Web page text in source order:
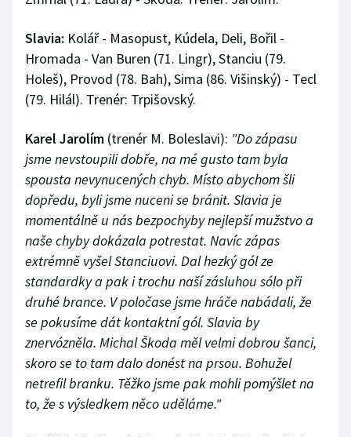
Slavia: Kolář - Masopust, Kúdela, Deli, Bořil -
Hromada - Van Buren (71. Lingr), Stanciu (79.
Holeš), Provod (78. Bah), Sima (86. Višinský) - Tecl
(79. Hilál). Trenér: Trpišovský.
Karel Jarolím (trenér M. Boleslavi): "Do zápasu
jsme nevstoupili dobře, na mé gusto tam byla
spousta nevynucených chyb. Místo abychom šli
dopředu, byli jsme nuceni se bránit. Slavia je
momentálně u nás bezpochyby nejlepší mužstvo a
naše chyby dokázala potrestat. Navíc zápas
extrémně vyšel Stanciuovi. Dal hezký gól ze
standardky a pak i trochu naší zásluhou sólo při
druhé brance. V poločase jsme hráče nabádali, že
se pokusíme dát kontaktní gól. Slavia by
znervózněla. Michal Škoda měl velmi dobrou šanci,
skoro se to tam dalo donést na prsou. Bohužel
netrefil branku. Těžko jsme pak mohli pomýšlet na
to, že s výsledkem něco uděláme."